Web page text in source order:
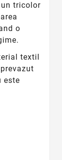
tricolor
o
textil
este